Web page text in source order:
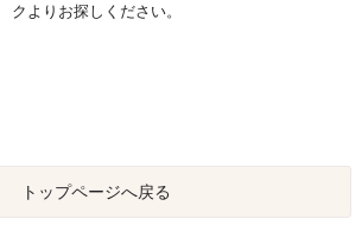
クよりお探しください。
トップページへ戻る